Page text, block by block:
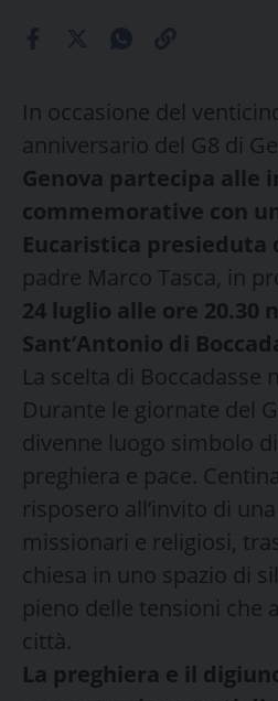
In occasione del
anniversario del G8 di
Genova partecipa alle
commemorative con
Eucaristica presieduta
padre Marco Tasca, in
24 luglio alle ore 20.30
Sant’Antonio di
La scelta di Boccadasse
Durante le giornate del
divenne luogo simbolo
preghiera e pace.
risposero all’invito di
missionari e religiosi,
chiesa in uno spazio di
pieno delle tensioni che
città.
La preghiera e il